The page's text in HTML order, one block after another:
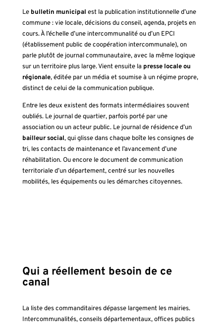
Le bulletin municipal est la publication institutionnelle d’une
commune : vie locale, décisions du conseil, agenda, projets en
cours. À l’échelle d’une intercommunalité ou d’un EPCI
(établissement public de coopération intercommunale), on
parle plutôt de journal communautaire, avec la même logique
sur un territoire plus large. Vient ensuite la presse locale ou
régionale, éditée par un média et soumise à un régime propre,
distinct de celui de la communication publique.
Entre les deux existent des formats intermédiaires souvent
oubliés. Le journal de quartier, parfois porté par une
association ou un acteur public. Le journal de résidence d’un
bailleur social, qui glisse dans chaque boîte les consignes de
tri, les contacts de maintenance et l’avancement d’une
réhabilitation. Ou encore le document de communication
territoriale d’un département, centré sur les nouvelles
mobilités, les équipements ou les démarches citoyennes.
Qui a réellement besoin de ce
canal
La liste des commanditaires dépasse largement les mairies.
Intercommunalités, conseils départementaux, offices publics